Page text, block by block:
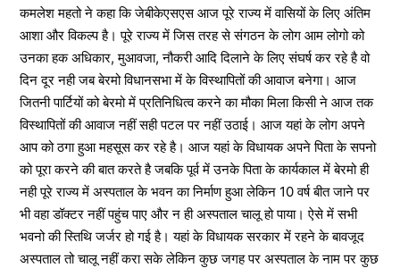
कमलेश महतो ने कहा कि जेबीकेएसएस आज पूरे राज्य में वासियों के लिए अंतिम
आशा और विकल्प है। पूरे राज्य में जिस तरह से संगठन के लोग आम लोगो को
उनका हक अधिकार, मुआवजा, नौकरी आदि दिलाने के लिए संघर्ष कर रहे है वो
दिन दूर नही जब बेरमो विधानसभा में के विस्थापितों की आवाज बनेगा। आज
जितनी पार्टियों को बेरमो में प्रतिनिधित्व करने का मौका मिला किसी ने आज तक
विस्थापितों की आवाज नहीं सही पटल पर नहीं उठाई। आज यहां के लोग अपने
आप को ठगा हुआ महसूस कर रहे है। आज यहां के विधायक अपने पिता के सपनो
को पूरा करने की बात करते है जबकि पूर्व में उनके पिता के कार्यकाल में बेरमो ही
नही पूरे राज्य में अस्पताल के भवन का निर्माण हुआ लेकिन 10 वर्ष बीत जाने पर
भी वहा डॉक्टर नहीं पहुंच पाए और न ही अस्पताल चालू हो पाया। ऐसे में सभी
भवनो की स्तिथि जर्जर हो गई है। यहां के विधायक सरकार में रहने के बावजूद
अस्पताल तो चालू नहीं करा सके लेकिन कुछ जगह पर अस्पताल के नाम पर कुछ